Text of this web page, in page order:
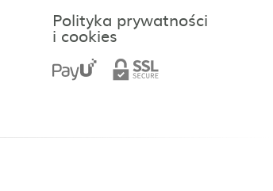
Polityka prywatności
i cookies